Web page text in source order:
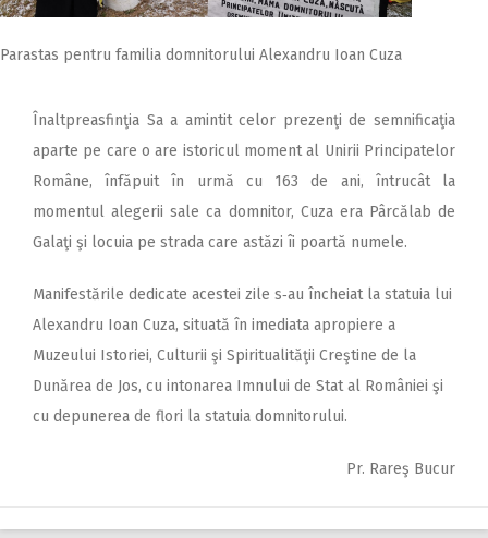
Parastas pentru familia domnitorului Alexandru Ioan Cuza
Înaltpreasfinţia Sa a amintit celor prezenţi de semnificaţia
aparte pe care o are istoricul moment al Unirii Principatelor
Române, înfăpuit în urmă cu 163 de ani, întrucât la
momentul alegerii sale ca domnitor, Cuza era Pârcălab de
Galaţi şi locuia pe strada care astăzi îi poartă numele.
Manifestările dedicate acestei zile s‑au încheiat la statuia lui
Alexandru Ioan Cuza, situată în imediata apropiere a
Muzeului Istoriei, Culturii şi Spiritualităţii Creştine de la
Dunărea de Jos, cu intonarea Imnului de Stat al României şi
cu depunerea de flori la statuia domnitorului.
Pr. Rareş Bucur